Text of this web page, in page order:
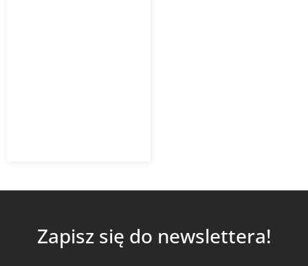
Zapisz się do newslettera!